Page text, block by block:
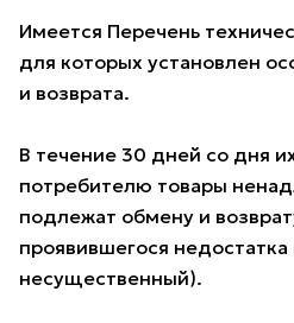
Имеется Перечень
для которых установлен
и возврата.
В течение 30 дней со дня
потребителю товары
подлежат обмену и
проявившегося
несущественный).